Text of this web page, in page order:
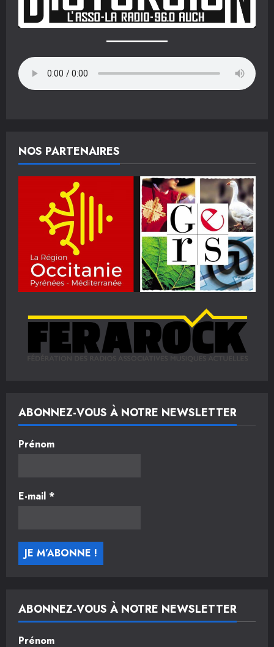
NOS PARTENAIRES
ABONNEZ-VOUS À NOTRE NEWSLETTER
Prénom
E-mail *
ABONNEZ-VOUS À NOTRE NEWSLETTER
Prénom